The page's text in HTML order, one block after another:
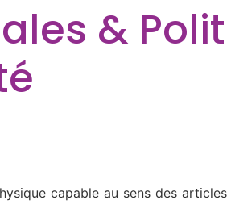
&
capable au sens des